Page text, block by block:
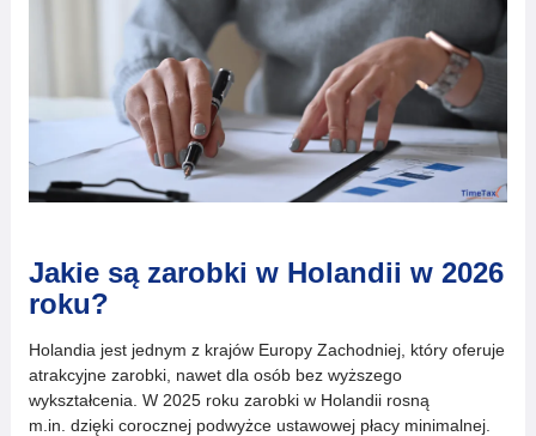
Jakie są zarobki w Holandii w 2026
roku?
Holandia jest jednym z krajów Europy Zachodniej, który oferuje
atrakcyjne zarobki, nawet dla osób bez wyższego
wykształcenia. W 2025 roku zarobki w Holandii rosną
m.in. dzięki corocznej podwyżce ustawowej płacy minimalnej.